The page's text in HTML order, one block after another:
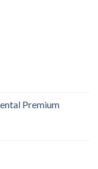
Premium